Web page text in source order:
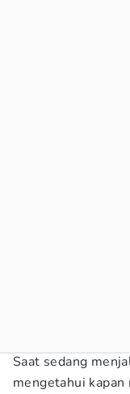
Saat sedang
mengetahui kapan